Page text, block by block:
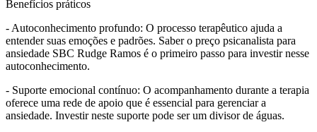
Benefícios práticos
- Autoconhecimento profundo: O processo terapêutico ajuda a
entender suas emoções e padrões. Saber o preço psicanalista para
ansiedade SBC Rudge Ramos é o primeiro passo para investir nesse
autoconhecimento.
- Suporte emocional contínuo: O acompanhamento durante a terapia
oferece uma rede de apoio que é essencial para gerenciar a
ansiedade. Investir neste suporte pode ser um divisor de águas.